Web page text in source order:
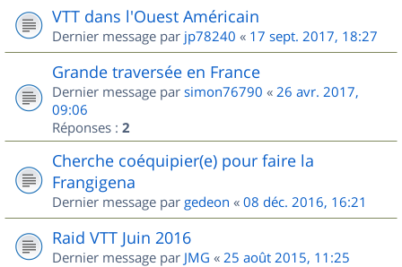
VTT dans l'Ouest Américain
Dernier message par jp78240 « 17 sept. 2017, 18:27
Grande traversée en France
Dernier message par simon76790 « 26 avr. 2017,
09:06
Réponses : 2
Cherche coéquipier(e) pour faire la
Frangigena
Dernier message par gedeon « 08 déc. 2016, 16:21
Raid VTT Juin 2016
Dernier message par JMG « 25 août 2015, 11:25